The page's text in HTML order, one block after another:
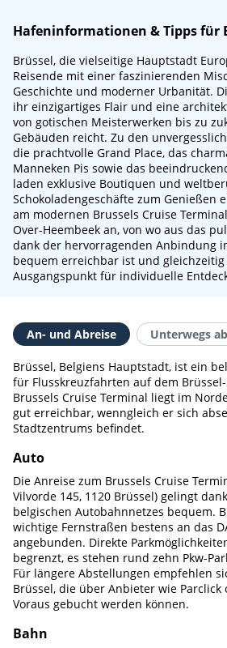
Hafeninformationen & Tipps für
Brüssel, die vielseitige Hauptstadt
Reisende mit einer faszinierenden
Geschichte und moderner Urbanität.
ihr einzigartiges Flair und eine
von gotischen Meisterwerken bis zu
Gebäuden reicht. Zu den
die prachtvolle Grand Place, das
Manneken Pis sowie das
laden exklusive Boutiquen und
Schokoladengeschäfte zum Genießen
am modernen Brussels Cruise
Over-Heembeek an, von wo aus das
dank der hervorragenden Anbindung
bequem erreichbar ist und
Ausgangspunkt für individuelle
An- und Abreise Unterwegs
Brüssel, Belgiens Hauptstadt, ist ein
für Flusskreuzfahrten auf dem
Brussels Cruise Terminal liegt im
gut erreichbar, wenngleich er sich
Stadtzentrums befindet.
Auto
Die Anreise zum Brussels Cruise
Vilvorde 145, 1120 Brüssel) gelingt
belgischen Autobahnnetzes bequem.
wichtige Fernstraßen bestens an das
angebunden. Direkte
begrenzt, es stehen rund zehn Pkw-
Für längere Abstellungen empfehlen
Brüssel, die über Anbieter wie Parclick
Voraus gebucht werden können.
Bahn